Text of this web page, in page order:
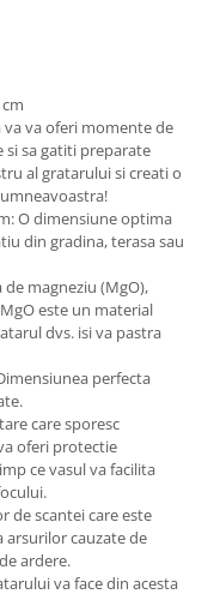
va va oferi momente de
si sa gatiti preparate
al gratarului si creati o
O dimensiune optima
din gradina, terasa sau
magneziu (MgO),
este un material
dvs. isi va pastra
perfecta
care sporesc
oferi protectie
ce vasul va facilita
de scantei care este
cauzate de
ardere.
va face din acesta